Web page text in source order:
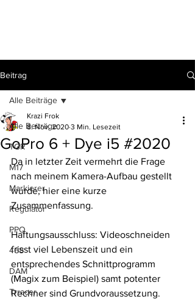
Beitrag
Alle Beiträge
TGR
M17
Markierer
Regulator
PPQ
468
DAM
Trracer
Alle Beiträge
GoPro 6 + Dye i5 #2020
Krazi Frok
8. Nov. 2020 3 Min. Lesezeit
Da in letzter Zeit vermehrt die Frage
nach meinem Kamera-Aufbau gestellt
wurde, hier eine kurze
Zusammenfassung.
Haftungsausschluss: Videoschneiden
frisst viel Lebenszeit und ein
entsprechendes Schnittprogramm
(Magix zum Beispiel) samt potenter
Rechner sind Grundvoraussetzung.